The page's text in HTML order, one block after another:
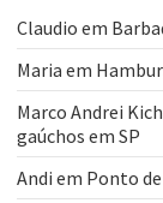
Claudio em
Maria em
Marco Andrei
gaúchos em SP
Andi em Ponto